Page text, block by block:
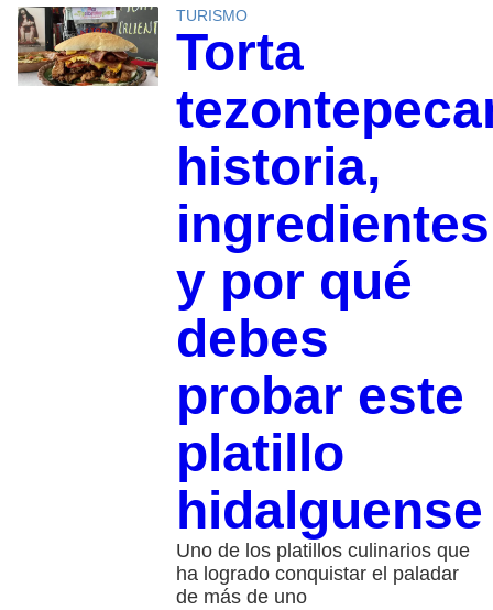
TURISMO
Torta
historia,
ingredientes
y por qué
debes
probar este
platillo
hidalguense
Uno de los platillos culinarios que
ha logrado conquistar el paladar
de más de uno